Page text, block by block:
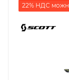
22% НДС